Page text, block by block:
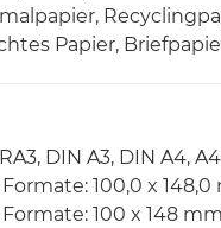
Papier,
DIN A3, DIN A4,
100,0 x 148,0
100 x 148